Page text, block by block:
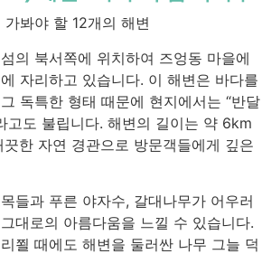
의 북서쪽에 위치하여 즈엉동 마을에
자리하고 있습니다. 이 해변은 바다를
독특한 형태 때문에 현지에서는 “반달
고도 불립니다. 해변의 길이는 약 6km
한 자연 경관으로 방문객들에게 깊은
들과 푸른 야자수, 갈대나무가 어우러
대로의 아름다움을 느낄 수 있습니다.
쬘 때에도 해변을 둘러싼 나무 그늘 덕